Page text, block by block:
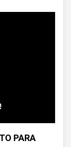
PARA